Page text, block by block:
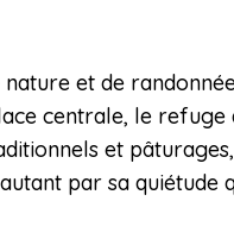
et de
centrale, le refuge
et
par sa quiétude